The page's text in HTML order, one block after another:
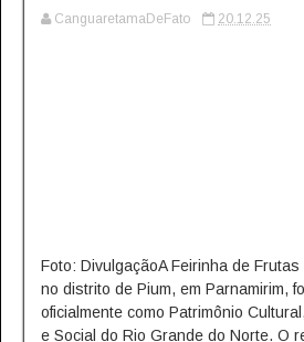
CanguaretamaDeFato 20.12.25
Foto: DivulgaçãoA Feirinha de
no distrito de Pium, em Parnamirim,
oficialmente como Patrimônio
e Social do Rio Grande do Norte. O